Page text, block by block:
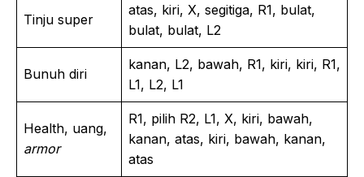
Tinju super
atas, kiri, X, segitiga, R1, bulat,
bulat, bulat, L2
Bunuh diri
kanan, L2, bawah, R1, kiri, kiri, R1,
L1, L2, L1
Health, uang,
armor
R1, pilih R2, L1, X, kiri, bawah,
kanan, atas, kiri, bawah, kanan,
atas